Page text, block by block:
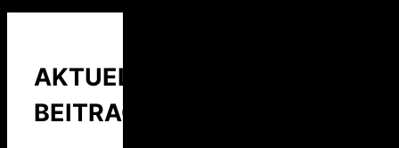
AKTUELLER
BEITRAG